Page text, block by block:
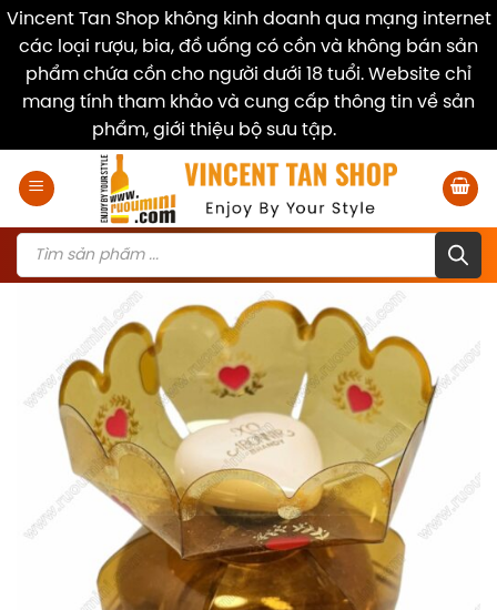
Vincent Tan Shop không kinh doanh qua mạng internet
các loại rượu, bia, đồ uống có cồn và không bán sản
phẩm chứa cồn cho người dưới 18 tuổi. Website chỉ
mang tính tham khảo và cung cấp thông tin về sản
phẩm, giới thiệu bộ sưu tập.
Products
search